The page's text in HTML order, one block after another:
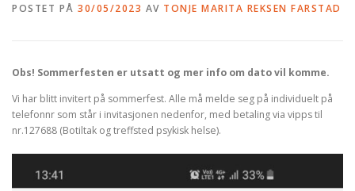
POSTET PÅ 30/05/2023 AV TONJE MARITA REKSEN FARSTAD
Obs! Sommerfesten er utsatt og mer info om dato vil komme.
Vi har blitt invitert på sommerfest. Alle må melde seg på individuelt på
telefonnr som står i invitasjonen nedenfor, med betaling via vipps til
nr.127688 (Botiltak og treffsted psykisk helse).